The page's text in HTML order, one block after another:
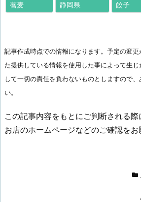
蕎麦 静岡県 餃子
記事作成時点での情報になります。予定の変
た提供している情報を使用した事によって生
して一切の責任を負わないものとしますので
い。
この記事内容をもとにご判断される
お店のホームページなどのご確認をお